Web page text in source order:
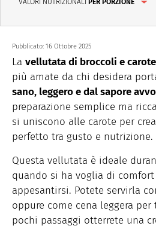
VALORI NUTRIZIONALI PER PORZIONE
Pubblicato: 16 Ottobre 2025
La vellutata di broccoli e carote
più amate da chi desidera
sano, leggero e dal sapore
preparazione semplice ma
si uniscono alle carote per
perfetto tra gusto e nutrizione.
Questa vellutata è ideale
quando si ha voglia di comfort
appesantirsi. Potete servirla
oppure come cena leggera
pochi passaggi otterrete una